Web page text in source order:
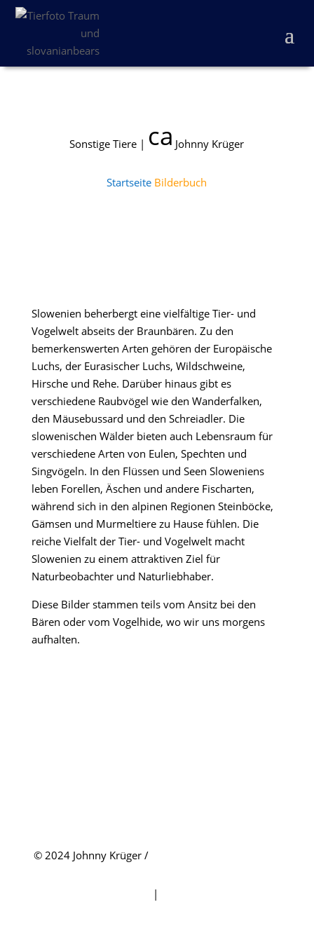
Sonstige Tiere | camera
iconJohnny Krüger
Startseite Bilderbuch
Slowenien beherbergt eine vielfältige Tier- und
Vogelwelt abseits der Braunbären. Zu den
bemerkenswerten Arten gehören der Europäische
Luchs, der Eurasischer Luchs, Wildschweine,
Hirsche und Rehe. Darüber hinaus gibt es
verschiedene Raubvögel wie den Wanderfalken,
den Mäusebussard und den Schreiadler. Die
slowenischen Wälder bieten auch Lebensraum für
verschiedene Arten von Eulen, Spechten und
Singvögeln. In den Flüssen und Seen Sloweniens
leben Forellen, Äschen und andere Fischarten,
während sich in den alpinen Regionen Steinböcke,
Gämsen und Murmeltiere zu Hause fühlen. Die
reiche Vielfalt der Tier- und Vogelwelt macht
Slowenien zu einem attraktiven Ziel für
Naturbeobachter und Naturliebhaber.
Diese Bilder stammen teils vom Ansitz bei den
Bären oder vom Vogelhide, wo wir uns morgens
aufhalten.
© 2024 Johnny Krüger /
|